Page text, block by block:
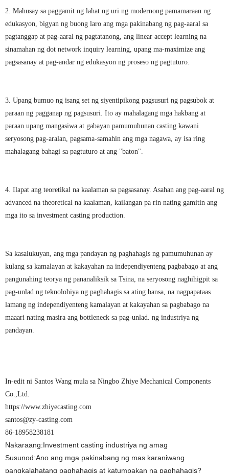
2. Mahusay sa paggamit ng lahat ng uri ng modernong pamamaraan ng
edukasyon, bigyan ng buong laro ang mga pakinabang ng pag-aaral sa
pagtanggap at pag-aaral ng pagtatanong, ang linear accept learning na
sinamahan ng dot network inquiry learning, upang ma-maximize ang
pagsasanay at pag-andar ng edukasyon ng proseso ng pagtuturo.
3. Upang bumuo ng isang set ng siyentipikong pagsusuri ng pagsubok at
paraan ng pagganap ng pagsusuri. Ito ay mahalagang mga hakbang at
paraan upang mangasiwa at gabayan pamumuhunan casting kawani
seryosong pag-aralan, pagsama-samahin ang mga nagawa, ay isa ring
mahalagang bahagi sa pagtuturo at ang "baton".
4. Ilapat ang teoretikal na kaalaman sa pagsasanay. Asahan ang pag-aaral ng
advanced na theoretical na kaalaman, kailangan pa rin nating gamitin ang
mga ito sa investment casting production.
Sa kasalukuyan, ang mga pandayan ng paghahagis ng pamumuhunan ay
kulang sa kamalayan at kakayahan na independiyenteng pagbabago at ang
pangunahing teorya ng pananaliksik sa Tsina, na seryosong naghihigpit sa
pag-unlad ng teknolohiya ng paghahagis sa ating bansa, na nagpapataas
lamang ng independiyenteng kamalayan at kakayahan sa pagbabago na
maaari nating masira ang bottleneck sa pag-unlad. ng industriya ng
pandayan.
In-edit ni Santos Wang mula sa Ningbo Zhiye Mechanical Components
Co.,Ltd.
https://www.zhiyecasting.com
santos@zy-casting.com
86-18958238181
Nakaraang:Investment casting industriya ng amag
Susunod:Ano ang mga pakinabang ng mas karaniwang
pangkalahatang paghahagis at katumpakan na paghahagis?